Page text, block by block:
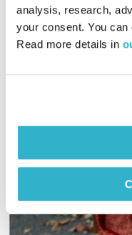
analysis, research,
your consent. You
Read more details in